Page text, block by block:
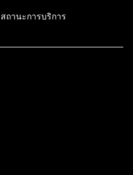
สถานะการบริการ